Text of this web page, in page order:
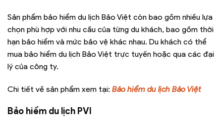
Sản phẩm bảo hiểm du lịch Bảo Việt còn bao gồm nhiều lựa
chọn phù hợp với nhu cầu của từng du khách, bao gồm thời
hạn bảo hiểm và mức bảo vệ khác nhau. Du khách có thể
mua bảo hiểm du lịch Bảo Việt trực tuyến hoặc qua các đại
lý của công ty.
Chi tiết về sản phẩm xem tại: Bảo hiểm du lịch Bảo Việt
Bảo hiểm du lịch PVI